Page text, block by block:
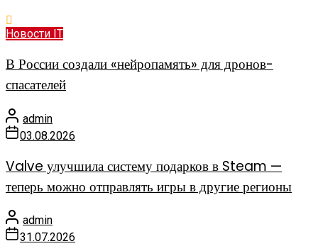
Новости IT
В России создали «нейропамять» для дронов-
спасателей
admin
03.08.2026
Valve улучшила систему подарков в Steam —
теперь можно отправлять игры в другие регионы
admin
31.07.2026